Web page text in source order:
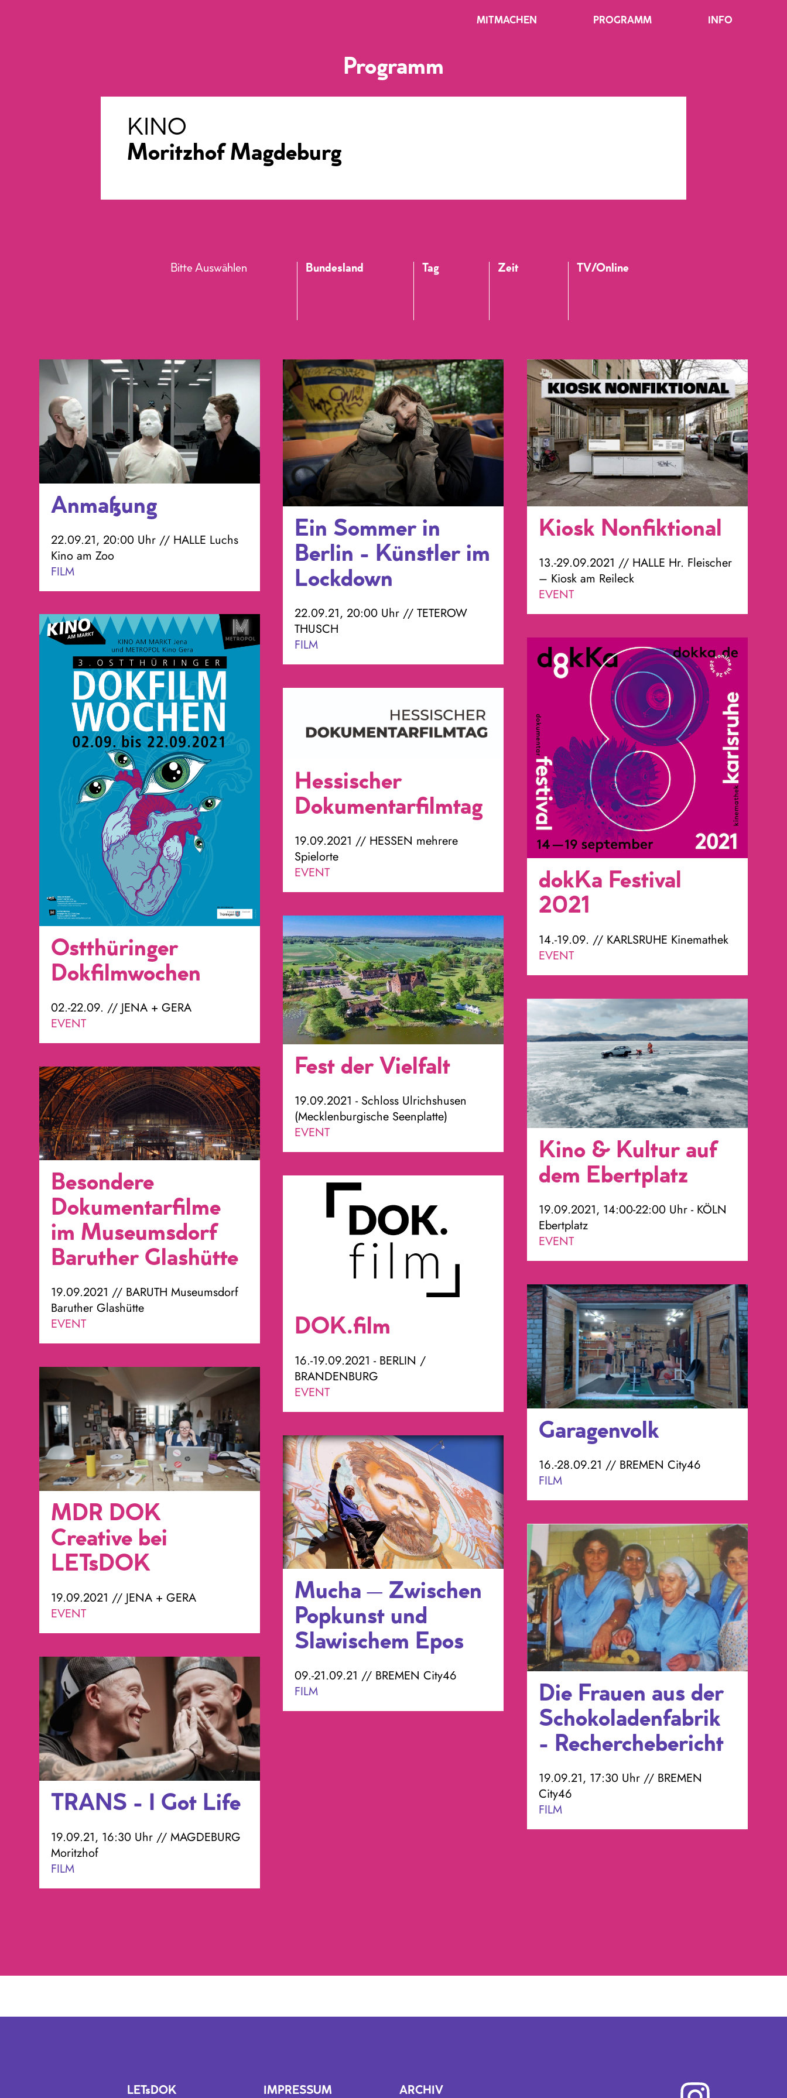
MITMACHEN PROGRAMM INFO
Programm
KINO
Moritzhof Magdeburg
Bitte Auswählen Bundesland Tag Zeit TV/Online
Anmaßung
22.09.21, 20:00 Uhr // HALLE Luchs
Kino am Zoo
FILM
Ein Sommer in
Berlin - Künstler im
Lockdown
22.09.21, 20:00 Uhr // TETEROW
THUSCH
FILM
Kiosk Nonfiktional
13.-29.09.2021 // HALLE Hr. Fleischer
– Kiosk am Reileck
EVENT
Ostthüringer
Dokfilmwochen
02.-22.09. // JENA + GERA
EVENT
Hessischer
Dokumentarfilmtag
19.09.2021 // HESSEN mehrere
Spielorte
EVENT
dokKa Festival
2021
14.-19.09. // KARLSRUHE Kinemathek
EVENT
Besondere
Dokumentarfilme
im Museumsdorf
Baruther Glashütte
19.09.2021 // BARUTH Museumsdorf
Baruther Glashütte
EVENT
Fest der Vielfalt
19.09.2021 - Schloss Ulrichshusen
(Mecklenburgische Seenplatte)
EVENT
Kino & Kultur auf
dem Ebertplatz
19.09.2021, 14:00-22:00 Uhr - KÖLN
Ebertplatz
EVENT
MDR DOK
Creative bei
LETsDOK
19.09.2021 // JENA + GERA
EVENT
DOK.film
16.-19.09.2021 - BERLIN /
BRANDENBURG
EVENT
Garagenvolk
16.-28.09.21 // BREMEN City46
FILM
TRANS - I Got Life
19.09.21, 16:30 Uhr // MAGDEBURG
Moritzhof
FILM
Mucha – Zwischen
Popkunst und
Slawischem Epos
09.-21.09.21 // BREMEN City46
FILM
Die Frauen aus der
Schokoladenfabrik
- Recherchebericht
19.09.21, 17:30 Uhr // BREMEN
City46
FILM
LETsDOK IMPRESSUM ARCHIV